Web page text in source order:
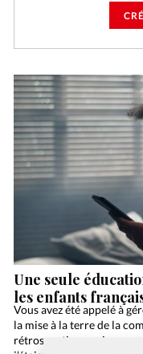
Une seule
les enfants
Vous avez été appelé à
la mise à la terre de la
rétrospective, auriez-